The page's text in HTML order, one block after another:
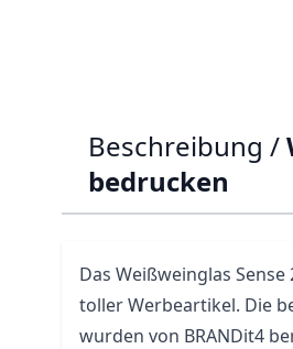
Beschreibung /
bedrucken
Das Weißweinglas
toller Werbeartikel. Die
wurden von BRANDit4